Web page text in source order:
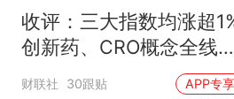
收评：三大指数均涨超
创新药、CRO概念全线走
强
财联社 30跟贴 APP专享